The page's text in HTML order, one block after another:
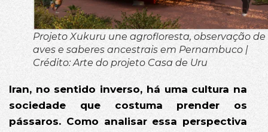
Projeto Xukuru une agrofloresta, observação de
aves e saberes ancestrais em Pernambuco |
Crédito: Arte do projeto Casa de Uru
Iran, no sentido inverso, há uma cultura na
sociedade que costuma prender os
pássaros. Como analisar essa perspectiva